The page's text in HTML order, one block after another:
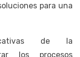
para una
de la
los procesos